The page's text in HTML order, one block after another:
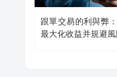
跟單交易的利與弊
最大化收益并規避